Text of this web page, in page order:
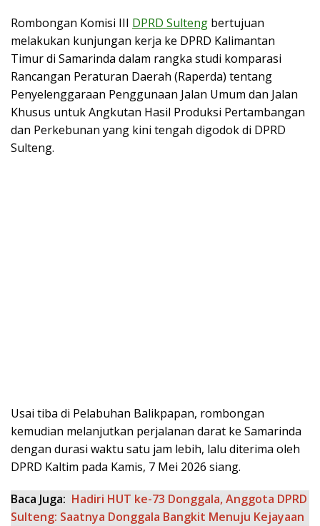
Rombongan Komisi III DPRD Sulteng bertujuan
melakukan kunjungan kerja ke DPRD Kalimantan
Timur di Samarinda dalam rangka studi komparasi
Rancangan Peraturan Daerah (Raperda) tentang
Penyelenggaraan Penggunaan Jalan Umum dan Jalan
Khusus untuk Angkutan Hasil Produksi Pertambangan
dan Perkebunan yang kini tengah digodok di DPRD
Sulteng.
Usai tiba di Pelabuhan Balikpapan, rombongan
kemudian melanjutkan perjalanan darat ke Samarinda
dengan durasi waktu satu jam lebih, lalu diterima oleh
DPRD Kaltim pada Kamis, 7 Mei 2026 siang.
Baca Juga: Hadiri HUT ke-73 Donggala, Anggota DPRD
Sulteng: Saatnya Donggala Bangkit Menuju Kejayaan